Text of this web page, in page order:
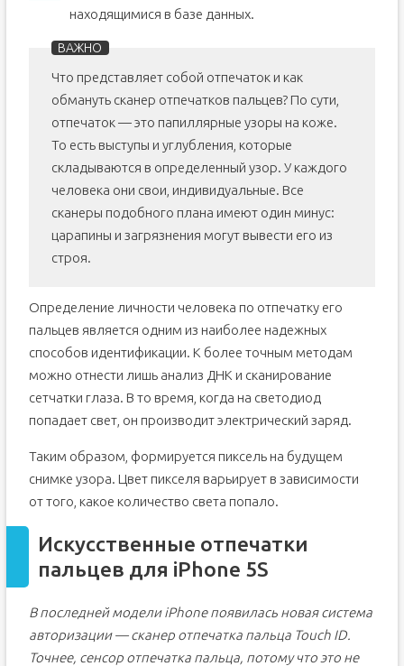
находящимися в базе данных.
Что представляет собой отпечаток и как
обмануть сканер отпечатков пальцев? По сути,
отпечаток — это папиллярные узоры на коже.
То есть выступы и углубления, которые
складываются в определенный узор. У каждого
человека они свои, индивидуальные. Все
сканеры подобного плана имеют один минус:
царапины и загрязнения могут вывести его из
строя.
Определение личности человека по отпечатку его
пальцев является одним из наиболее надежных
способов идентификации. К более точным методам
можно отнести лишь анализ ДНК и сканирование
сетчатки глаза. В то время, когда на светодиод
попадает свет, он производит электрический заряд.
Таким образом, формируется пиксель на будущем
снимке узора. Цвет пикселя варьирует в зависимости
от того, какое количество света попало.
Искусственные отпечатки
пальцев для iPhone 5S
В последней модели iPhone появилась новая система
авторизации — сканер отпечатка пальца Touch ID.
Точнее, сенсор отпечатка пальца, потому что это не